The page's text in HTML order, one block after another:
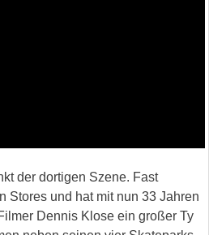
der dortigen Szene. Fast
Stores und hat mit nun 33 Jahren
Dennis Klose ein großer Ty